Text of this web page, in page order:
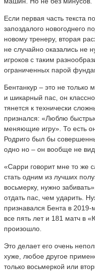
Если первая часть текста
запоздалого новогоднего
новому тренеру, вторая
не случайно оказались не
игроков с таким
ограниченных парой
Бентанкур – это не
и шикарный пас, он
тянется к технически
признался: «Люблю
меняющие игру». То есть
Родриго был бы
одно но – он вообще не
«Сарри говорит мне то же
стать одним из лучших
восьмерку, нужно
отдать пас, чем ударить.
признавался Бента в
все пять лет и 181 матч в
произошло.
Это делает его очень
хуже, любое другое
только восьмеркой или